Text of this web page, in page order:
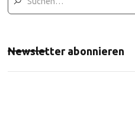
Newsletter abonnieren